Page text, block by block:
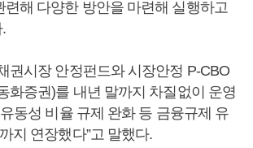
련해 다양한 방안을 마련해 실행하고
권시장 안정펀드와 시장안정 P-CBO
화증권)를 내년 말까지 차질없이 운영
동성 비율 규제 완화 등 금융규제 유
지 연장했다”고 말했다.